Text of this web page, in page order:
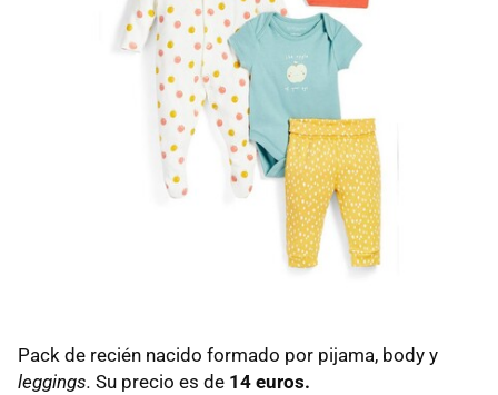
Pack de recién nacido formado por pijama, body y
leggings. Su precio es de 14 euros.